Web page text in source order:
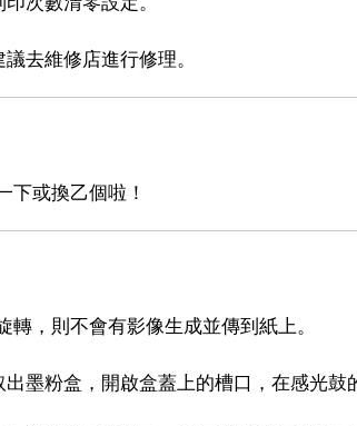
去維修店進行修理。
下或換乙個啦！
，則不會有影像生成並傳到紙上。
墨粉盒，開啟盒蓋上的槽口，在感光